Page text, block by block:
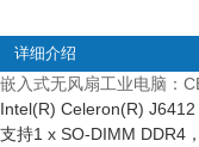
详细介绍
嵌入式无风扇工业电脑：
Intel(R) Celeron(R) J6412
支持1 x SO-DIMM DDR4